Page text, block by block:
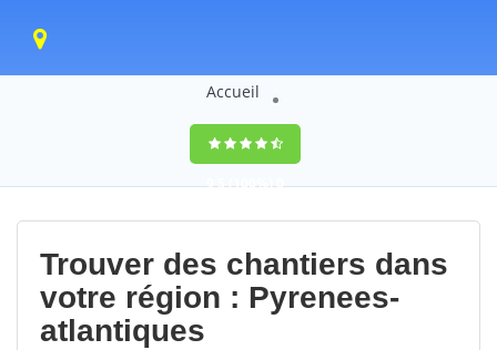
Accueil
9,5(100%)0
votes
Trouver des chantiers dans
votre région : Pyrenees-
atlantiques